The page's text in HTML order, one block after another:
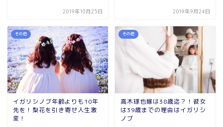
2019年10月25日 2019年9月24日
その他
イガリシノブ年齢よりも10年
先を！梨花を引き寄せ人生激
変！
その他
高木琢也嫁は38歳迄？！彼女
は39歳までの理由はイガリシ
ノブ